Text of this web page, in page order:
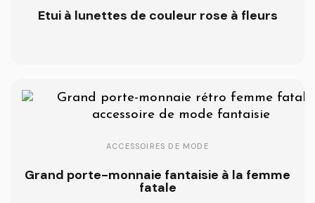
Etui à lunettes de couleur rose à fleurs
ACCESSOIRES DE MODE
Grand porte-monnaie fantaisie à la femme
fatale